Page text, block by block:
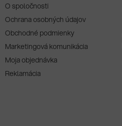
O spoločnosti
Ochrana osobných údajov
Obchodné podmienky
Marketingová komunikácia
Moja objednávka
Reklamácia